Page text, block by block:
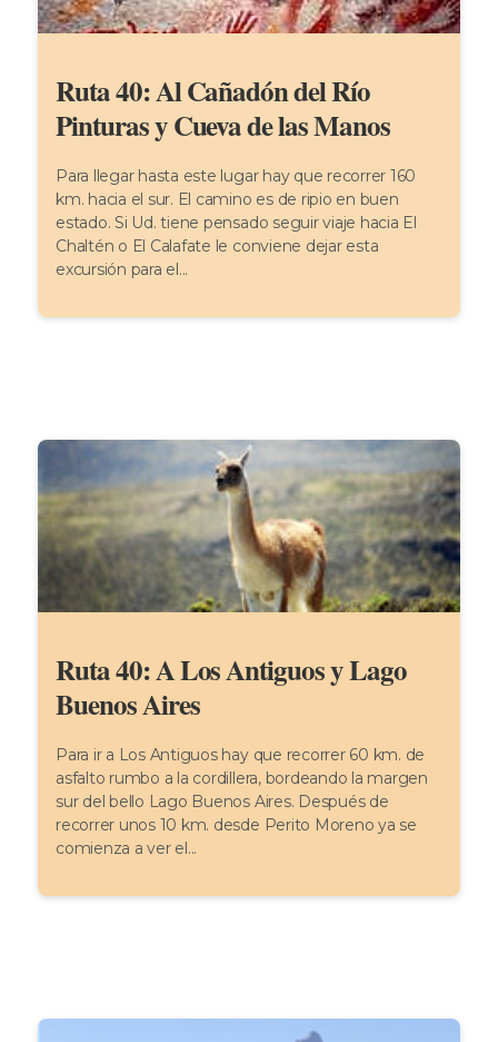
Ruta 40: Al Cañadón del Río
Pinturas y Cueva de las Manos
Para llegar hasta este lugar hay que recorrer 160
km. hacia el sur. El camino es de ripio en buen
estado. Si Ud. tiene pensado seguir viaje hacia El
Chaltén o El Calafate le conviene dejar esta
excursión para el...
Ruta 40: A Los Antiguos y Lago
Buenos Aires
Para ir a Los Antiguos hay que recorrer 60 km. de
asfalto rumbo a la cordillera, bordeando la margen
sur del bello Lago Buenos Aires. Después de
recorrer unos 10 km. desde Perito Moreno ya se
comienza a ver el...